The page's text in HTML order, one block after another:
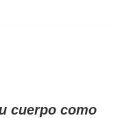
cuerpo como